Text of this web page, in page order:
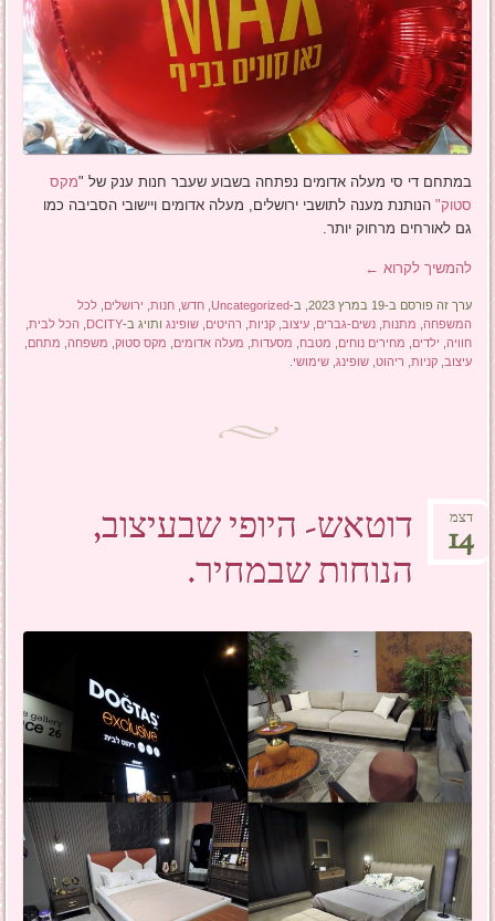
במתחם די סי מעלה אדומים נפתחה בשבוע שעבר חנות ענק של "מקס
סטוק" הנותנת מענה לתושבי ירושלים, מעלה אדומים ויישובי הסביבה כמו
גם לאורחים מרחוק יותר.
להמשיך לקרוא ←
ערך זה פורסם ב-19 במרץ 2023, ב- Uncategorized
,חדש ,חנות ירושלים ,לכל
המשפחה מתנות ,נשים-גברים ,עיצוב ,קניות רהיטים ,שופינג ותויג ב-DCITY הכל לבית
חוויה ילדים מחירים נוחים מטבח מסעדות מעלה אדומים מקס סטוק משפחה מתחם
עיצוב ,קניות ריהוט ,שופינג ,שימושי
דוטאש- היופי שבעיצוב,
הנוחות שבמחיר.
דצמ
14